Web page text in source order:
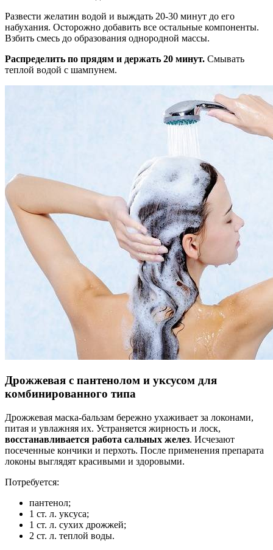
Развести желатин водой и выждать 20-30 минут до его
набухания. Осторожно добавить все остальные компоненты.
Взбить смесь до образования однородной массы.
Распределить по прядям и держать 20 минут. Смывать
теплой водой с шампунем.
Дрожжевая с пантенолом и уксусом для
комбинированного типа
Дрожжевая маска-бальзам бережно ухаживает за локонами,
питая и увлажняя их. Устраняется жирность и лоск,
восстанавливается работа сальных желез. Исчезают
посеченные кончики и перхоть. После применения препарата
локоны выглядят красивыми и здоровыми.
Потребуется:
пантенол;
1 ст. л. уксуса;
1 ст. л. сухих дрожжей;
2 ст. л. теплой воды.